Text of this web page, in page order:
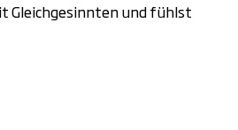
Gleichgesinnten und fühlst